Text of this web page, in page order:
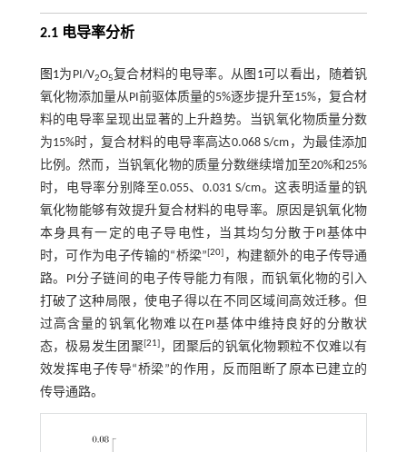
2.1 电导率分析
图1为PI/V2O5复合材料的电导率。从图1可以看出，随着钒
氧化物添加量从PI前驱体质量的5%逐步提升至15%，复合材
料的电导率呈现出显著的上升趋势。当钒氧化物质量分数
为15%时，复合材料的电导率高达0.068 S/cm，为最佳添加
比例。然而，当钒氧化物的质量分数继续增加至20%和25%
时，电导率分别降至0.055、0.031 S/cm。这表明适量的钒
氧化物能够有效提升复合材料的电导率。原因是钒氧化物
本身具有一定的电子导电性，当其均匀分散于PI基体中
时，可作为电子传输的“桥梁”[20] ，构建额外的电子传导通
路。PI分子链间的电子传导能力有限，而钒氧化物的引入
打破了这种局限，使电子得以在不同区域间高效迁移。但
过高含量的钒氧化物难以在PI基体中维持良好的分散状
态，极易发生团聚[21]，团聚后的钒氧化物颗粒不仅难以有
效发挥电子传导“桥梁”的作用，反而阻断了原本已建立的
传导通路。